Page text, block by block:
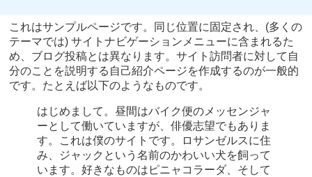
これはサンプルページです。同じ位置に固定され、(多くの
テーマでは) サイトナビゲーションメニューに含まれるた
め、ブログ投稿とは異なります。サイト訪問者に対して自
分のことを説明する自己紹介ページを作成するのが一般的
です。たとえば以下のようなものです。
はじめまして。昼間はバイク便のメッセンジャ
ーとして働いていますが、俳優志望でもありま
す。これは僕のサイトです。ロサンゼルスに住
み、ジャックという名前のかわいい犬を飼って
います。好きなものはピニャコラーダ、そして